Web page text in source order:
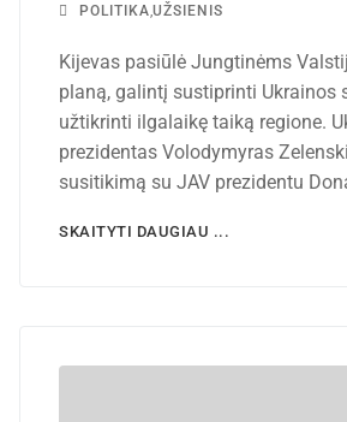
POLITIKA,UŽSIENIS
Kijevas pasiūlė Jungtinėms
planą, galintį sustiprinti Ukrainos
užtikrinti ilgalaikę taiką regione.
prezidentas Volodymyras
susitikimą su JAV prezidentu
SKAITYTI DAUGIAU ...